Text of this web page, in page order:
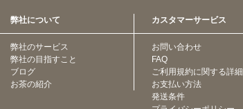
弊社について
弊社のサービス
弊社の目指すこと
ブログ
お茶の紹介
カスタマーサービス
お問い合わせ
FAQ
ご利用規約に関する詳細
お支払い方法
発送条件